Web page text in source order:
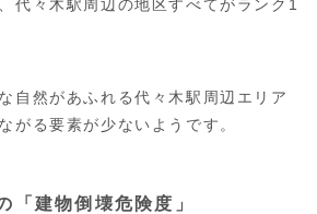
代々木駅周辺の地区すべてがランク1
自然があふれる代々木駅周辺エリア
がる要素が少ないようです。
「建物倒壊危険度」